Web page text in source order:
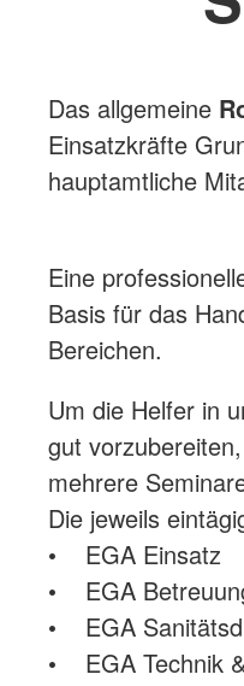
Das allgemeine
Einsatzkräfte
hauptamtliche
Eine
Basis für das
Bereichen.
Um die Helfer in
gut
mehrere
Die jeweils
• EGA Einsatz
• EGA
• EGA
• EGA Technik